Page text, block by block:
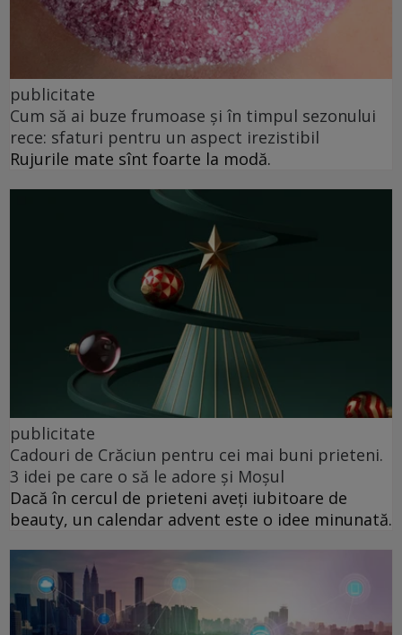
publicitate
Cum să ai buze frumoase şi în timpul sezonului
rece: sfaturi pentru un aspect irezistibil
Rujurile mate sînt foarte la modă.
publicitate
Cadouri de Crăciun pentru cei mai buni prieteni.
3 idei pe care o să le adore și Moșul
Dacă în cercul de prieteni aveți iubitoare de
beauty, un calendar advent este o idee minunată.